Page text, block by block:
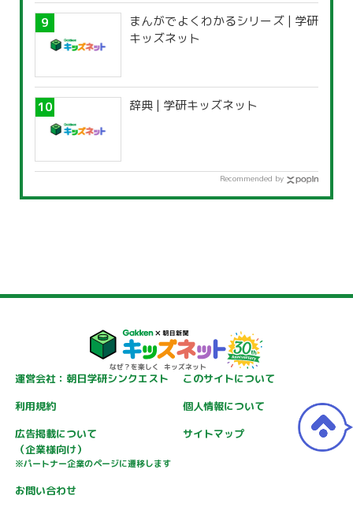
まんがでよくわかるシリーズ | 学研
キッズネット
辞典 | 学研キッズネット
Recommended by
運営会社：朝日学研シンクエスト
このサイトについて
利用規約
個人情報について
広告掲載について
（企業様向け）
※パートナー企業のページに遷移します
サイトマップ
お問い合わせ